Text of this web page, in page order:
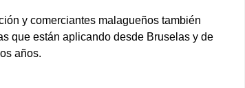
y comerciantes malagueños también
que están aplicando desde Bruselas y de
años.